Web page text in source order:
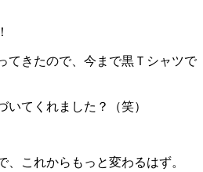
てきたので、今まで黒Ｔシャツで
いてくれました？（笑）
これからもっと変わるはず。